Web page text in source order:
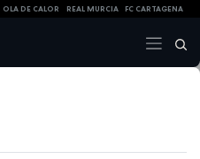
OLA DE CALOR REAL MURCIA FC CARTAGENA